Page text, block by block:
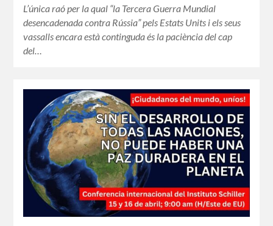
L’única raó per la qual “la Tercera Guerra Mundial
desencadenada contra Rússia” pels Estats Units i els seus
vassalls encara està continguda és la paciència del cap
del…